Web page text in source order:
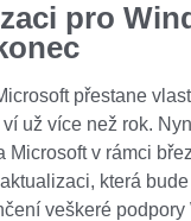
pro
přestane
už více než rok.
Microsoft v rámci
která
veškeré